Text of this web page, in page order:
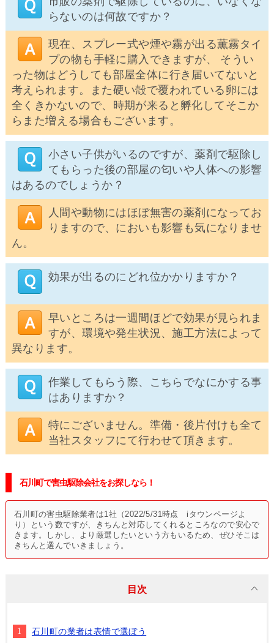
らないのは何故ですか？
現在、スプレー式や煙や霧が出る薫霧タイ
プの物も手軽に購入できますが、 そうい
った物はどうしても部屋全体に行き届いてないと
考えられます。また硬い殻で覆われている卵には
全くきかないので、時期が来ると孵化してそこか
らまた増える場合もございます。
小さい子供がいるのですが、薬剤で駆除し
てもらった後の部屋の匂いや人体への影響
はあるのでしょうか？
人間や動物にはほぼ無害の薬剤になってお
りますので、においも影響も気になりませ
ん。
効果が出るのにどれ位かかりますか？
早いところは一週間ほどで効果が見られま
すが、環境や発生状況、施工方法によって
異なります。
作業してもらう際、こちらでなにかする事
はありますか？
特にございません。準備・後片付けも全て
当社スタッフにて行わせて頂きます。
石川町で害虫駆除会社をお探しなら！
石川町の害虫駆除業者は1社（2022/5/31時点 iタウンページよ
り）という数ですが、きちんと対応してくれるところなので安心で
きます。しかし、より厳選したいという方もいるため、ぜひそこは
きちんと選んでいきましょう。
目次
石川町の業者は表情で選ぼう